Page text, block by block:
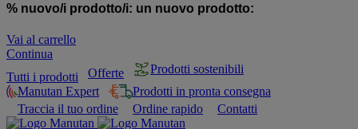
% nuovo/i prodotto/i: un nuovo prodotto:
Vai al carrello
Continua
Tutti i prodotti
Offerte
Prodotti sostenibili
Manutan Expert
Prodotti in pronta consegna
Traccia il tuo ordine
Ordine rapido Contatti